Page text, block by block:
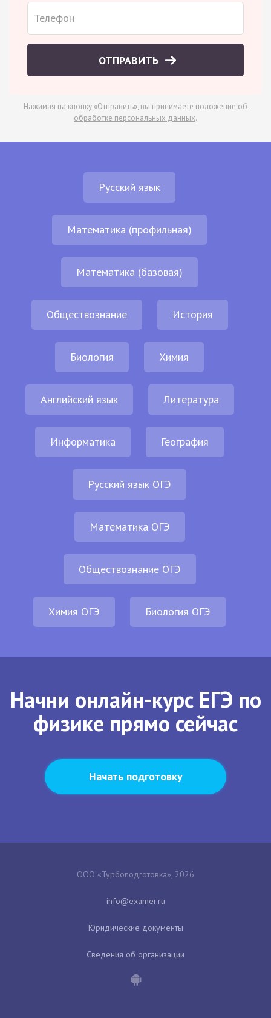
ОТПРАВИТЬ
Нажимая на кнопку «Отправить», вы принимаете положение об
обработке персональных данных.
Русский язык
Математика (профильная)
Математика (базовая)
Обществознание История
Биология Химия
Английский язык Литература
Информатика География
Русский язык ОГЭ
Математика ОГЭ
Обществознание ОГЭ
Химия ОГЭ Биология ОГЭ
Начни онлайн-курс ЕГЭ по
физике прямо сейчас
Начать подготовку
ООО «Турбоподготовка», 2026
Юридические документы
Сведения об организации